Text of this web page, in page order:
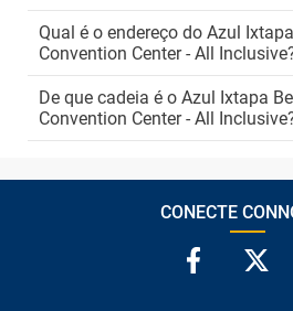
Qual é o endereço do Azul
Convention Center - All
De que cadeia é o Azul Ixtapa
Convention Center - All
CONECTE